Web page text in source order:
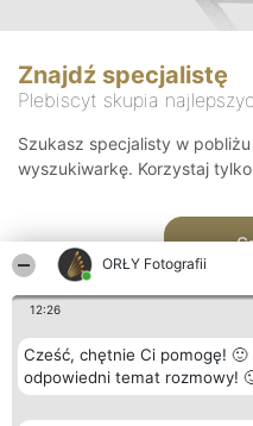
ORŁY Fotografii
12:26
Cześć, chętnie Ci pomogę! 🙂
odpowiedni temat rozmowy!
Znajdź specjalistę
Plebiscyt skupia
Szukasz specjalisty w
wyszukiwarkę. Korzystaj
Organizator plebiscytu